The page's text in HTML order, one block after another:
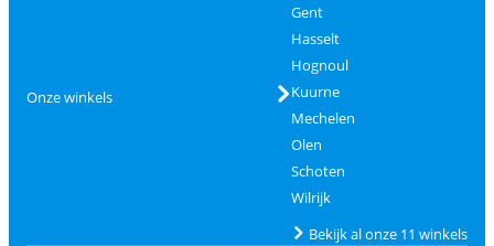
Onze winkels
Gent
Hasselt
Hognoul
Kuurne
Mechelen
Olen
Schoten
Wilrijk
Bekijk al onze 11 winkels